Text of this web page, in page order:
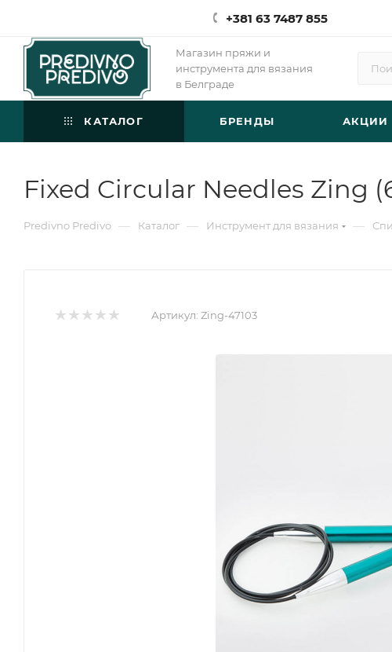
+381 63 7487 855
Магазин пряжи и
инструмента для вязания
в Белграде
КАТАЛОГ БРЕНДЫ АКЦИИ
Fixed Circular Needles Zing
Predivno Predivo — Каталог — Инструмент для вязания —
Артикул: Zing-47103